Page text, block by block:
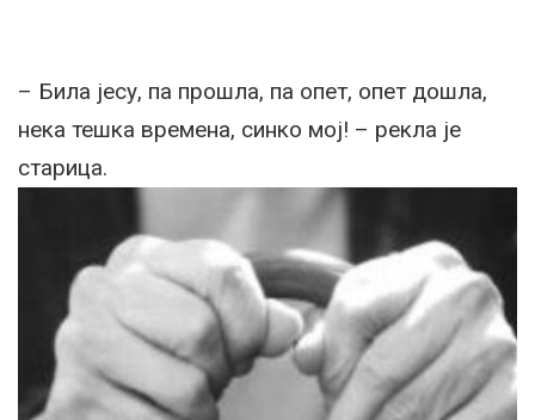
– Била јесу, па прошла, па опет, опет дошла,
нека тешка времена, синко мој! – рекла је
старица.